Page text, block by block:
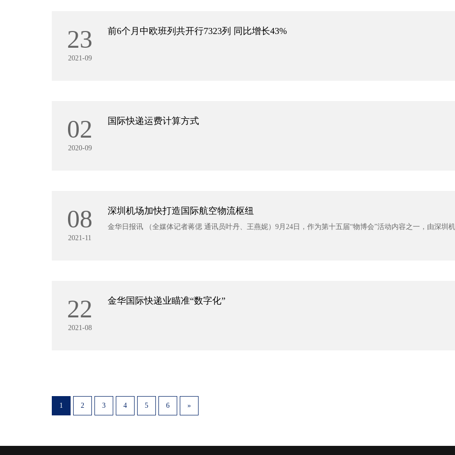
23
2021-09
前6个月中欧班列共开行7323列 同比增长43%
02
2020-09
国际快递运费计算方式
08
2021-11
深圳机场加快打造国际航空物流枢纽
金华日报讯 （全媒体记者蒋偲 通讯员叶丹、王燕妮）9月24日，作为第十五届“物博会”活动内容之一，由深圳
22
2021-08
金华国际快递业瞄准“数字化”
1 2 3 4 5 6 »